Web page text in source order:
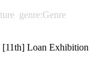
genre:Genre
Loan Exhibition